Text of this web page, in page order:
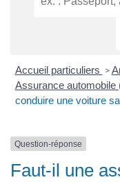
Accueil particuliers >
Assurance automobile
conduire une voiture
Question-réponse
Faut-il une